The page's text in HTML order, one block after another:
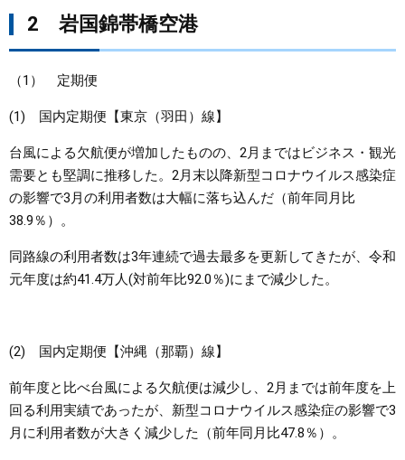
2 岩国錦帯橋空港
（1） 定期便
(1) 国内定期便【東京（羽田）線】
台風による欠航便が増加したものの、2月まではビジネス・観光
需要とも堅調に推移した。2月末以降新型コロナウイルス感染症
の影響で3月の利用者数は大幅に落ち込んだ（前年同月比
38.9％）。
同路線の利用者数は3年連続で過去最多を更新してきたが、令和
元年度は約41.4万人(対前年比92.0％)にまで減少した。
(2) 国内定期便【沖縄（那覇）線】
前年度と比べ台風による欠航便は減少し、2月までは前年度を上
回る利用実績であったが、新型コロナウイルス感染症の影響で3
月に利用者数が大きく減少した（前年同月比47.8％）。